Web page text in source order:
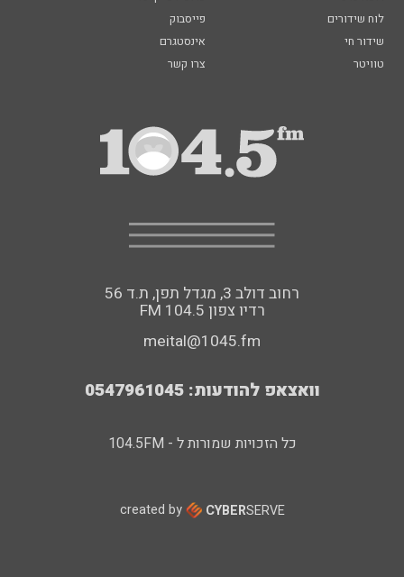
לוח שידורים
פייסבוק
שידור חי
אינסטגרם
טוויטר
צרו קשר
רחוב דולב 3, מגדל תפן, ת.ד 56
FM רדיו צפון 104.5
meital@1045.fm
וואצאפ להודעות: 0547961045
כל הזכויות שמורות ל - 104.5FM
created by CYBERSERVE